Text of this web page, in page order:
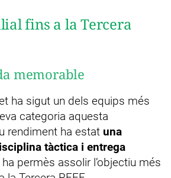
fins a la Tercera
memorable
ha sigut un dels equips més
categoria aquesta
rendiment ha estat una
tàctica i entrega
permès assolir l’objectiu més